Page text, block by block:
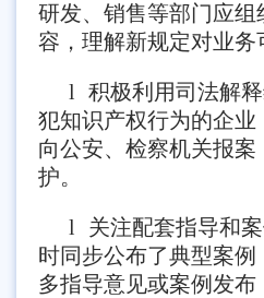
研发、销售等部门应组
容，理解新规定对业务
l 积极利用司法解
犯知识产权行为的企业
向公安、检察机关报
护。
l 关注配套指导和
时同步公布了典型案
多指导意见或案例发布